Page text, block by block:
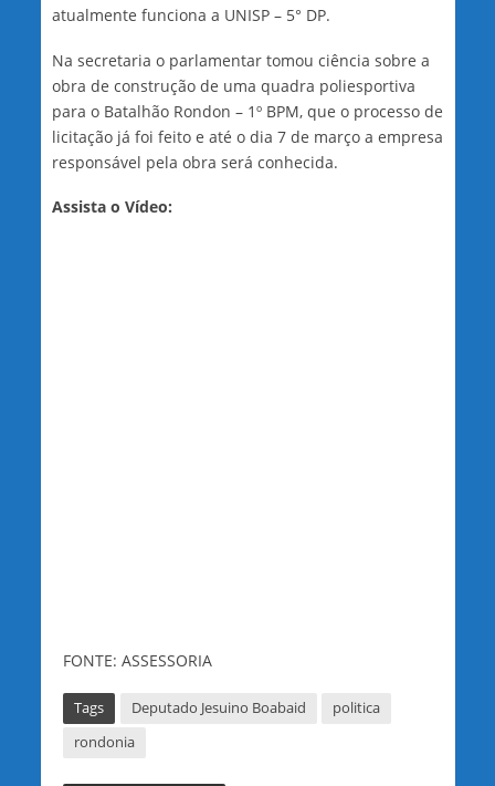
atualmente funciona a UNISP – 5° DP.
Na secretaria o parlamentar tomou ciência sobre a
obra de construção de uma quadra poliesportiva
para o Batalhão Rondon – 1º BPM, que o processo de
licitação já foi feito e até o dia 7 de março a empresa
responsável pela obra será conhecida.
Assista o Vídeo:
FONTE: ASSESSORIA
Tags Deputado Jesuino Boabaid
politica
rondonia